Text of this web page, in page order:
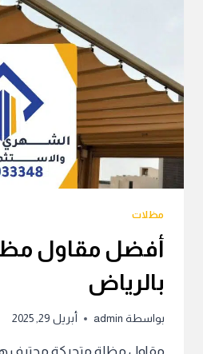
مظلات
أفضل مقاول
بالرياض
بواسطة admin أبريل 29, 2025